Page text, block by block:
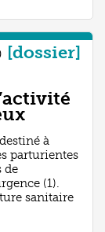
[dossier]
à
parturientes
de
(1).
sanitaire